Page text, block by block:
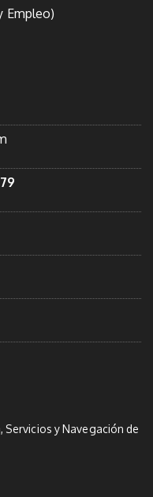
Empleo)
Servicios y Navegación de